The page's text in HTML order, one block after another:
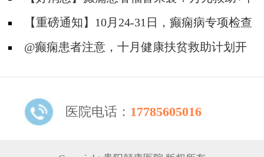
约！
价专项检查+京黔专家免费亲诊，符合条件者速
申请！
【重磅通知】10月24-31日，癫痫病专项检查
全额救助+京黔名医免费亲诊+高达万元补贴，
@癫痫患者注意，十月健康扶贫救助计划开
额！
医院电话： 17785605016